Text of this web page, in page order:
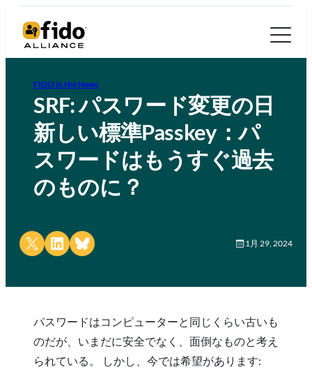
FIDO in the News
SRF: パスワード変更の日
新しい標準Passkey：パ
スワードはもうすぐ過去
のものに？
Share on X Share on LinkedIn
Share on Bluesky 1月 29, 2024
パスワードはコンピューターと同じくらい古いも
のだが、いまだに安全でなく、面倒なものと考え
られている。 しかし、今では希望があります: